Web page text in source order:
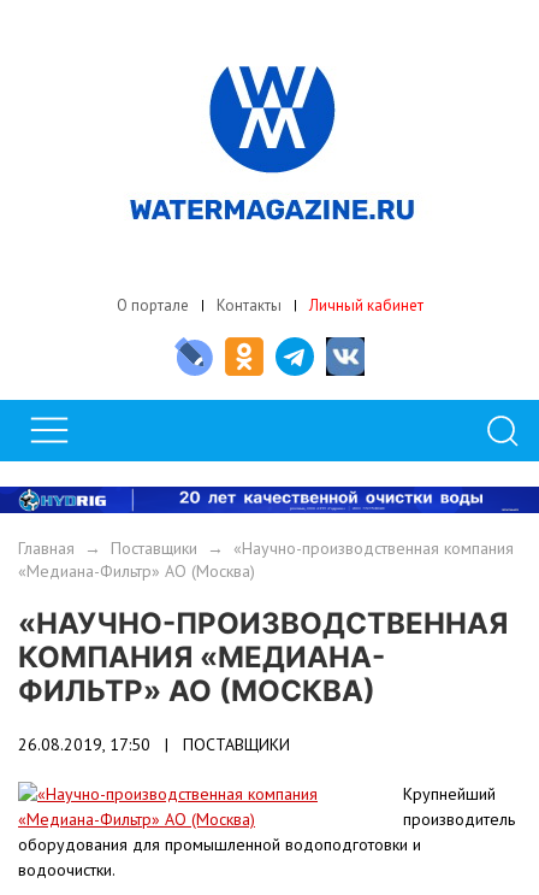
О портале Контакты Личный кабинет
Главная → Поставщики → «Научно-производственная компания
«Медиана-Фильтр» АО (Москва)
«НАУЧНО-ПРОИЗВОДСТВЕННАЯ
КОМПАНИЯ «МЕДИАНА-
ФИЛЬТР» АО (МОСКВА)
26.08.2019, 17:50 | ПОСТАВЩИКИ
Крупнейший
производитель
оборудования для промышленной водоподготовки и
водоочистки.